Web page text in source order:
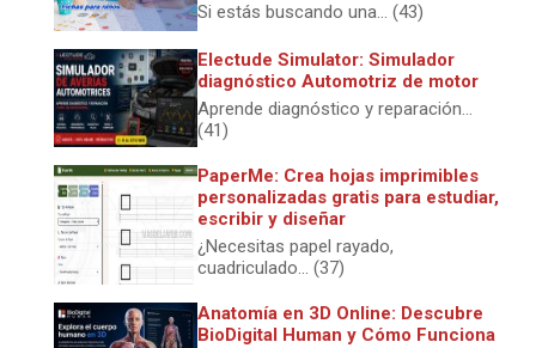
Si estás buscando una... (43)
Electude Simulator: Simulador
diagnóstico Automotriz de motor
Aprende diagnóstico y reparación...
(41)
PaperMe: Crea hojas imprimibles
personalizadas gratis para estudiar,
escribir y diseñar
¿Necesitas papel rayado,
cuadriculado... (37)
Anatomía en 3D Online: Descubre
BioDigital Human y Cómo Funciona